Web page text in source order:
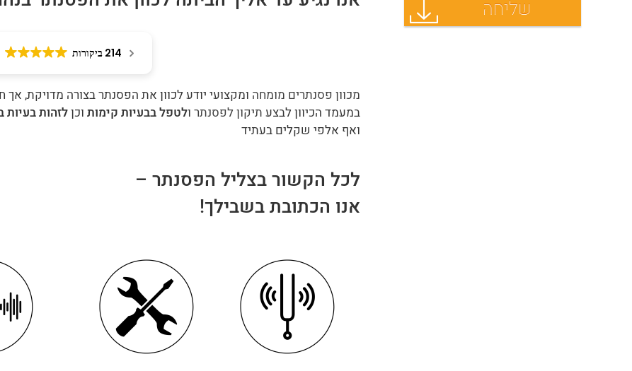
214 ביקורות
מכוון פסנתרים מומחה ומקצועי יודע לכוון את הפסנתר בצורה מדויקת,
במעמד הכיוון לבצע תיקון לפסנתר ולטפל בבעיות קימות וכןלזהות בעיות
ואף אלפי שקלים בעתיד
לכל הקשור בצליל הפסנתר –
אנו הכתובת בשבילך!